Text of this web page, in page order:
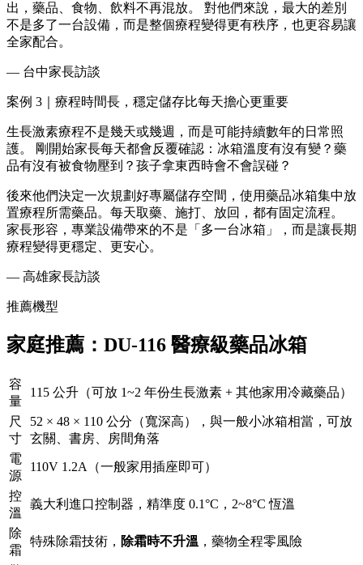
出，藥品、食物、飲料不再混放。 對他們來說，最大的差別
不是多了一台設備，而是整個療程變得更有秩序，也更容易讓
全家配合。
— 台中家長訪談
案例 3｜療程時間長，穩定儲存比每天擔心更重要
生長激素療程不是幾天或幾週，而是可能持續數年的日常照
護。 剛開始家長每天都會反覆確認：冰箱溫度有沒有變？藥
品有沒有被食物壓到？孩子拿東西時會不會誤碰？
後來他們決定一次規劃好專屬儲存空間，使用藥品冰箱集中放
置療程所需藥品。每天取藥、施打、放回，都有固定流程。
家長形容，專業設備帶來的不是「多一台冰箱」，而是讓長期
療程變得更穩定、更安心。
— 高雄家長訪談
推薦機型
家庭推薦：DU-116 醫療級藥品冰箱
容
量
115 公升（可放 1~2 年份生長激素 + 其他家用冷藏藥品）
尺
寸
52 × 48 × 110 公分（寬深高），與一般小冰箱相當，可放
玄關、書房、房間角落
電
源
110V 1.2A（一般家用插座即可）
控
溫
義大利進口控制器，精準度 0.1°C，2~8°C 恆溫
除
霜
特殊除霜技術， 除霜時不升溫 ，藥物全程零風險